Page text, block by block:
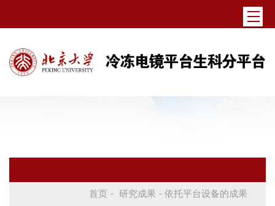
首页 - 研究成果 - 依托平台设备的成果